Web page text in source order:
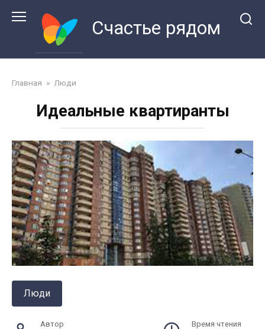
Счастье рядом
Главная » Люди
Идеальные квартиранты
Люди
Автор Время чтения